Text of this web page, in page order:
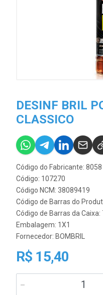
DESINF BRIL
CLASSICO
Código do Fabricante: 8058
Código: 107270
Código NCM: 38089419
Código de Barras do
Código de Barras da
Embalagem: 1X1
Fornecedor: BOMBRIL
R$ 15,40